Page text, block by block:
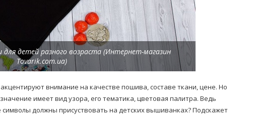
детей разного возраста (Интернет-магазин
Tovarik.com.ua)
внимание на качестве пошива, составе ткани, цене. Но
имеет вид узора, его тематика, цветовая палитра. Ведь
должны присуствовать на детских вышиванках? Подскажет
08/Січ/2021